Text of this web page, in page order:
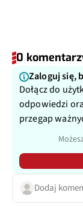
0
Zaloguj się,
Dołącz do
odpowiedzi
przegap
Dodaj